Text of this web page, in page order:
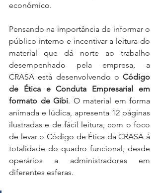
econômico.
Pensando na importância de informar o
público interno e incentivar a leitura do
material que dá norte ao trabalho
desempenhado pela empresa, a
CRASA está desenvolvendo o Código
de Ética e Conduta Empresarial em
formato de Gibi. O material em forma
animada e lúdica, apresenta 12 páginas
ilustradas e de fácil leitura, com o foco
de levar o Código de Ética da CRASA à
totalidade do quadro funcional, desde
operários a administradores em
diferentes esferas.